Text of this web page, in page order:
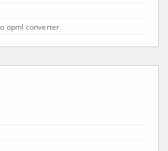
opml converter